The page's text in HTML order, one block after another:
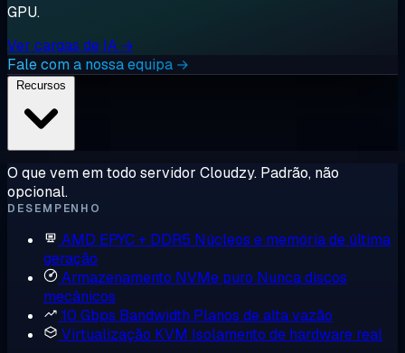
GPU.
Ver cargas de IA →
Fale com a nossa equipa →
O que vem em todo servidor Cloudzy. Padrão, não
opcional.
DESEMPENHO
AMD EPYC + DDR5 Núcleos e memória de última
geração
Armazenamento NVMe puro Nunca discos
mecânicos
10 Gbps Bandwidth Planos de alta vazão
Virtualização KVM Isolamento de hardware real